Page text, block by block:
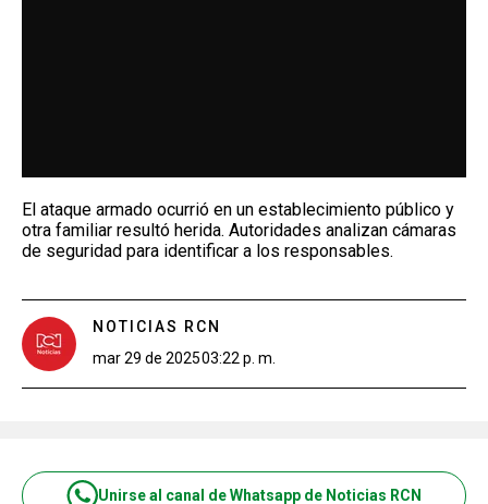
El ataque armado ocurrió en un establecimiento público y
otra familiar resultó herida. Autoridades analizan cámaras
de seguridad para identificar a los responsables.
NOTICIAS RCN
mar 29 de 202503:22 p. m.
Unirse al canal de Whatsapp de Noticias RCN